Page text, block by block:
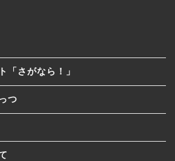
「さがなら！」
つ